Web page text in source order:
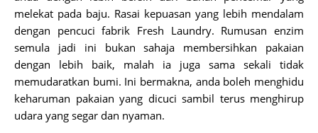
melekat pada baju. Rasai kepuasan yang lebih mendalam
dengan pencuci fabrik Fresh Laundry. Rumusan enzim
semula jadi ini bukan sahaja membersihkan pakaian
dengan lebih baik, malah ia juga sama sekali tidak
memudaratkan bumi. Ini bermakna, anda boleh menghidu
keharuman pakaian yang dicuci sambil terus menghirup
udara yang segar dan nyaman.